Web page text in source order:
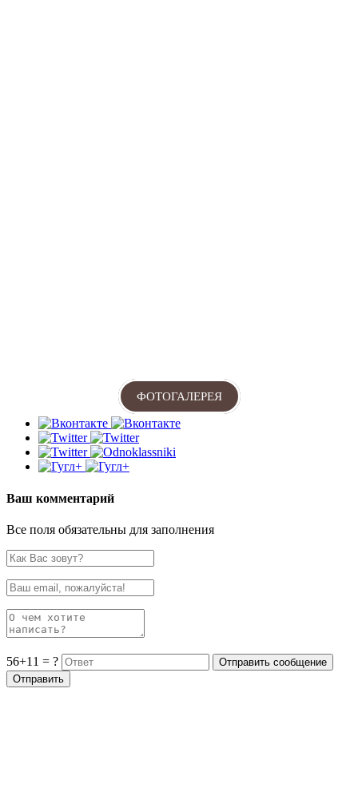
ФОТОГАЛЕРЕЯ
Ваш комментарий
Все поля обязательны для заполнения
56+11 = ?